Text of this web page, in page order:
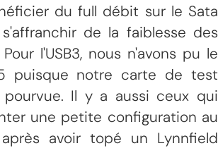
du full débit sur le Sata
de la faiblesse des
l'USB3, nous n'avons pu le
puisque notre carte de test
Il y a aussi ceux qui
une petite configuration au
avoir topé un Lynnfield